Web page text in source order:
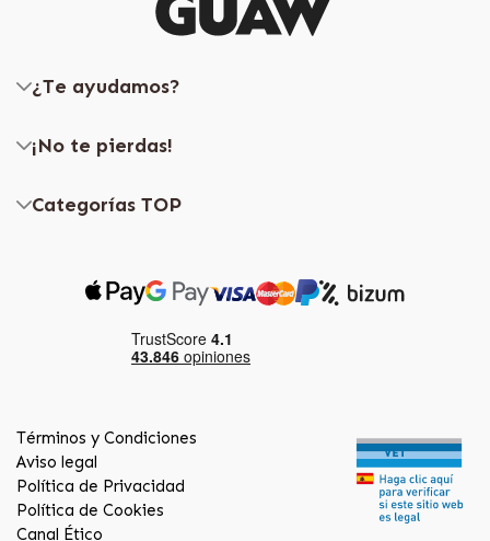
¿Te ayudamos?
¡No te pierdas!
Categorías TOP
Términos y Condiciones
Aviso legal
Política de Privacidad
Política de Cookies
Canal Ético